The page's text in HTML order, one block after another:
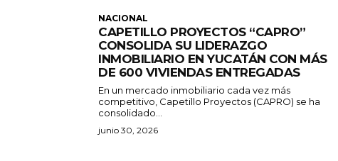
NACIONAL
CAPETILLO PROYECTOS “CAPRO”
CONSOLIDA SU LIDERAZGO
INMOBILIARIO EN YUCATÁN CON MÁS
DE 600 VIVIENDAS ENTREGADAS
En un mercado inmobiliario cada vez más
competitivo, Capetillo Proyectos (CAPRO) se ha
consolidado...
junio 30, 2026